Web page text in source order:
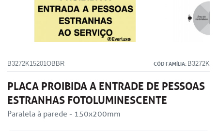
B3272K15201OBBR CÓD FAMÍLIA: B3272K
PLACA PROIBIDA A ENTRADE DE PESSOAS
ESTRANHAS FOTOLUMINESCENTE
Paralela à parede - 150x200mm